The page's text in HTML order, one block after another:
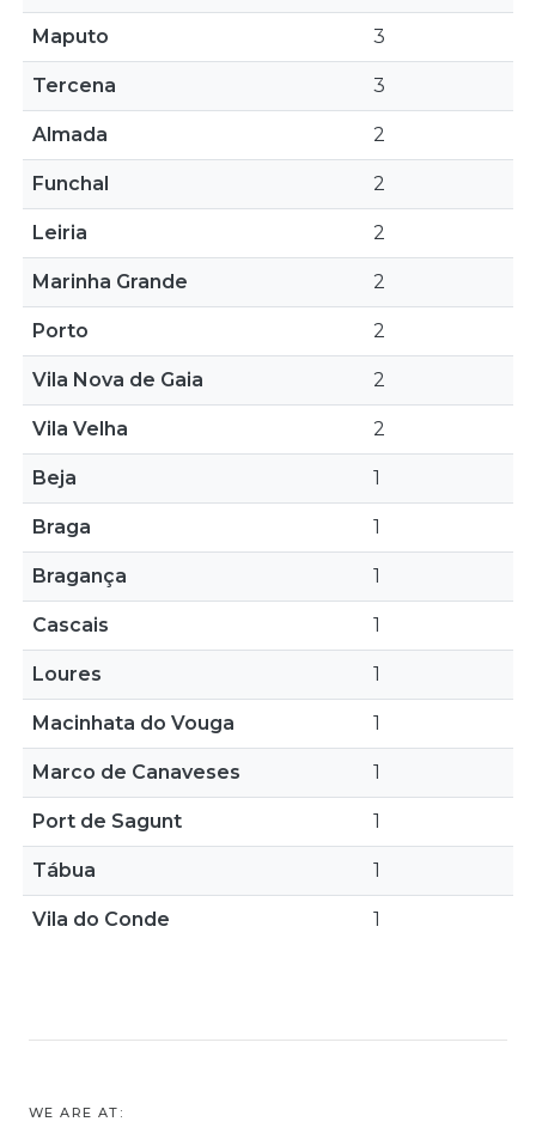
Maputo 3
Tercena 3
Almada 2
Funchal 2
Leiria 2
Marinha Grande 2
Porto 2
Vila Nova de Gaia 2
Vila Velha 2
Beja 1
Braga 1
Bragança 1
Cascais 1
Loures 1
Macinhata do Vouga 1
Marco de Canaveses 1
Port de Sagunt 1
Tábua 1
Vila do Conde 1
WE ARE AT: